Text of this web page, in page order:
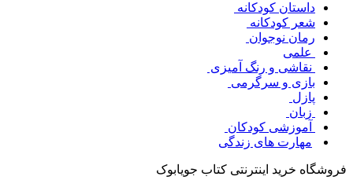
داستان کودکانه
شعر کودکانه
رمان نوجوان
علمی
نقاشی و رنگ آمیزی
بازی و سرگرمی
پازل
زبان
آموزشی کودکان
مهارت های زندگی
فروشگاه خرید اینترنتی کتاب جویابوک